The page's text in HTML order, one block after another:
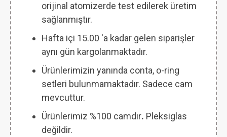
orijinal atomizerde test edilerek üretim
sağlanmıştır.
Hafta içi 15.00 'a kadar gelen siparişler
aynı gün kargolanmaktadır.
Ürünlerimizin yanında conta, o-ring
setleri bulunmamaktadır. Sadece cam
mevcuttur.
Ürünlerimiz %100 camdır. Pleksiglas
değildir.